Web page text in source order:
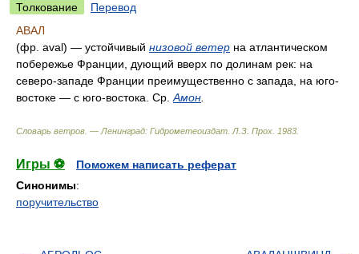
Толкование
Перевод
АВАЛ
(фр. aval) — устойчивый низовой ветер на атлантическом
побережье Франции, дующий вверх по долинам рек: на
северо-западе Франции преимущественно с запада, на юго-
востоке — с юго-востока. Ср. Амон
Словарь ветров. — Ленинград: Гидрометеоиздат Л.З. Прох 1983
Игры ⚽
Поможем написать реферат
Синонимы:
поручительство